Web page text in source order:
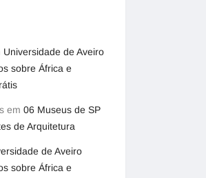
Universidade de Aveiro
sobre África e
em 06 Museus de SP
de Arquitetura
de Aveiro
sobre África e